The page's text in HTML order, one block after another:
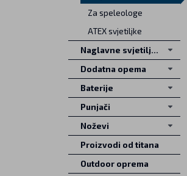
Za speleologe
ATEX svjetiljke
Naglavne svjetiljke
Dodatna opema
Baterije
Punjači
Noževi
Proizvodi od titana
Outdoor oprema